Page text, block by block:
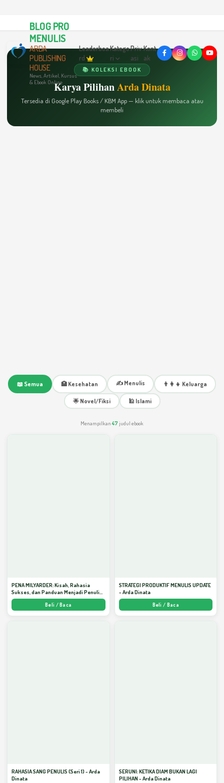
BLOG PRO
MENULIS
ARDA
PUBLISHING
HOUSE
News, Artikel, Kursus
& Ebook Online
Leaderboa
rd
Katego
ri
Priv
asi
Kont
ak
📚 KOLEKSI EBOOK
Karya PilihanArda Dinata
Tersedia di Google Play Books / KBM App — klik untuk membaca atau
membeli
📖 Semua 🏥 Kesehatan ✍️ Menulis 👨‍👩‍👧 Keluarga
🌟 Novel/Fiksi 🕌 Islami
Menampilkan47 judul ebook
PENA MILYARDER: Kisah, Rahasia
Sukses, dan Panduan Menjadi Penulis 1
Milyar di KBM App dari Nol - Arda Dinata
Beli / Baca
STRATEGI PRODUKTIF MENULIS UPDATE
- Arda Dinata
Beli / Baca
RAHASIA SANG PENULIS (Seri 1) - Arda
Dinata
SERUNI: KETIKA DIAM BUKAN LAGI
PILIHAN - Arda Dinata